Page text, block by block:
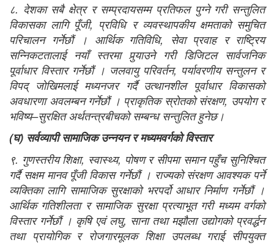
८. देशका सबै क्षेत्र र सम्प्रदायसम्म प्रतिफल पुग्ने गरी सन्तुलित
विकासका लागि पूँजी, प्रविधि र व्यवस्थापकीय क्षमताको समुचित
परिचालन गर्नेछौं । आर्थिक गतिविधि, सेवा प्रवाह र राष्‍ट्रिय
सन्‍निकटतालाई नयाँ स्तरमा पुर्‍याउने गरी डिजिटल सार्वजनिक
पूर्वाधार विस्तार गर्नेछौं । जलवायु परिवर्तन, पर्यावरणीय सन्तुलन र
विपद् जोखिमलाई मध्यनजर गर्दै उत्थानशील पूर्वाधार विकासको
अवधारणा अवलम्बन गर्नेछौं । प्राकृतिक स्रोतको संरक्षण, उपयोग र
भविष्य–सुरक्षित अर्थतन्त्रबीचको सम्बन्ध सन्तुलित हुनेछ।
(घ) सर्वव्यापी सामाजिक उन्नयन र मध्यमवर्गको विस्तार
९. गुणस्तरीय शिक्षा, स्वास्थ्य, पोषण र सीपमा समान पहुँच सुनिश्चित
गर्दै सक्षम मानव पूँजी विकास गर्नेछौं । राज्यको संरक्षण आवश्यक पर्ने
व्यक्तिका लागि सामाजिक सुरक्षाको भरपर्दो आधार निर्माण गर्नेछौं ।
आर्थिक गतिशीलता र सामाजिक सुरक्षा प्रत्याभूत गरी मध्यम वर्गको
विस्तार गर्नेछौं । कृषि एवं लघु, साना तथा मझौला उद्योगको प्रवर्द्धन
तथा प्रायोगिक र रोजगारमूलक शिक्षा उपलब्ध गराई सीपयुक्त